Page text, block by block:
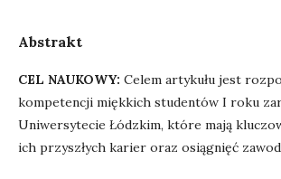
Abstrakt
CEL NAUKOWY: Celem artykułu jest
kompetencji miękkich studentów I roku
Uniwersytecie Łódzkim, które mają
ich przyszłych karier oraz osiągnięć